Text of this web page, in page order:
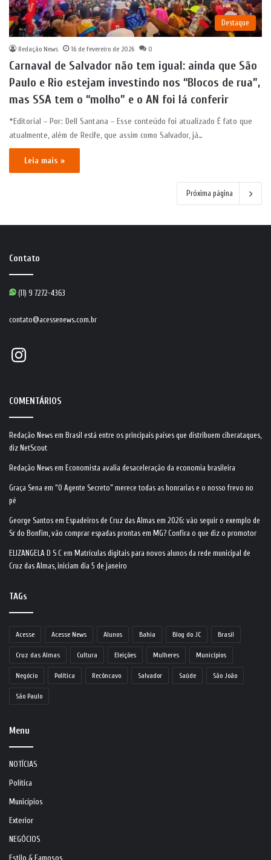
Destaque
Redação News 16 de fevereiro de 2026 0
Carnaval de Salvador não tem igual: ainda que São
Paulo e Rio estejam investindo nos “Blocos de rua”,
mas SSA tem o “molho” e o AN foi lá conferir
*Editorial – Por: Dell Santana – Esse conteúdo foi atualizado É fato que
atualmente, além de Recife, que assim como Salvador, já…
Leia mais »
Próxima página
Contato
(11) 9 7272-4363
contato@acessenews.com.br
Instagram
COMENTÁRIOS
Redação News em Brasil está entre os principais países que distribuem ciberataques,
diz NetScout
Redação News em Economista avalia desaceleração da economia brasileira
Graça Sena em “O Agente Secreto” merece todas as honrarias e o nosso frevo no
pé
George Santos em Espadeiros de Cruz das Almas em 2026: vão seguir o exemplo de
Sr do Bonfim, vão comprar espadas prontas em MG? Confira o que diz o promotor
ELIZANGELA D S C em Matrículas digitais para novos alunos da rede municipal de
Cruz das Almas, iniciam dia 5 de janeiro
TAGs
Acesse Acesse News Alunos Bahia Blog do JC Brasil
Cruz das Almas Cultura Eleições Mulheres Municípios
Negócio Política Recôncavo Salvador Saúde São João
São Paulo
Menu
NOTÍCIAS
Política
Municípios
Exterior
NEGÓCIOS
Estilo & Famosos